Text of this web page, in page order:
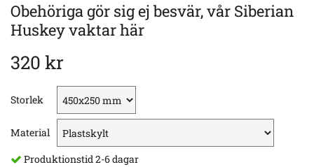
Obehöriga gör sig ej besvär, vår Siberian
Huskey vaktar här
320 kr
Storlek
Material
Produktionstid 2-6 dagar